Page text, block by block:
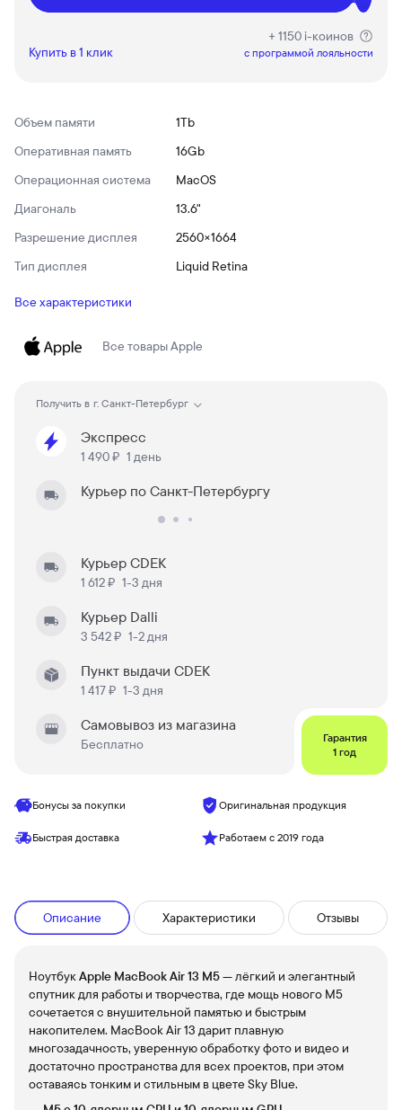
Купить в 1 клик
+ 1150 i-коинов
c программой лояльности
Объем памяти
1Tb
Оперативная память
16Gb
Операционная система
MacOS
Диагональ
13.6"
Разрешение дисплея
2560×1664
Тип дисплея
Liquid Retina
Все характеристики
Все товарыApple
Получить в г. Санкт-Петербург
Экспресс
1 490 ₽ 1 день
Курьер по Санкт-Петербургу
Курьер CDEK
1 612 ₽ 1-3 дня
Курьер Dalli
3 542 ₽ 1-2 дня
Пункт выдачи CDEK
1 417 ₽ 1-3 дня
Самовывоз из магазина
Бесплатно
Гарантия
1 год
Бонусы за покупки Оригинальная продукция
Быстрая доставка Работаем с 2019 года
Описание Характеристики Отзывы
НоутбукApple MacBook Air 13 M5— лёгкий и элегантный
спутник для работы и творчества, где мощь нового M5
сочетается с внушительной памятью и быстрым
накопителем. MacBook Air 13 дарит плавную
многозадачность, уверенную обработку фото и видео и
достаточно пространства для всех проектов, при этом
оставаясь тонким и стильным в цвете Sky Blue.